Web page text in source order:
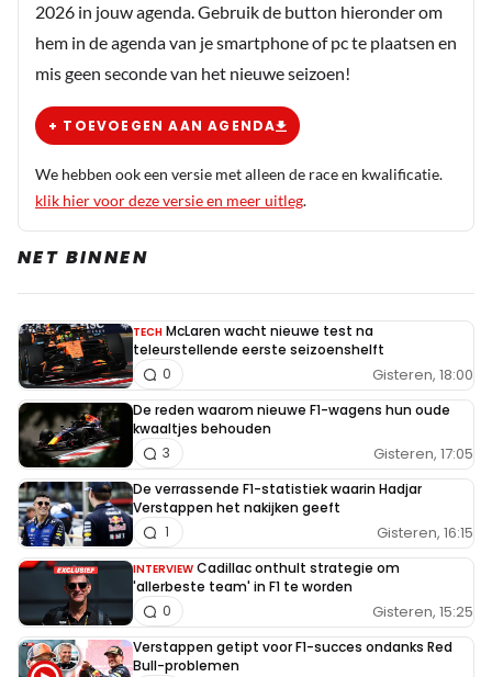
2026 in jouw agenda. Gebruik de button hieronder om
hem in de agenda van je smartphone of pc te plaatsen en
mis geen seconde van het nieuwe seizoen!
+ TOEVOEGEN AAN AGENDA
We hebben ook een versie met alleen de race en kwalificatie.
klik hier voor deze versie en meer uitleg.
NET BINNEN
TECH McLaren wacht nieuwe test na
teleurstellende eerste seizoenshelft
Gisteren, 18:00
0
De reden waarom nieuwe F1-wagens hun oude
kwaaltjes behouden
Gisteren, 17:05
3
De verrassende F1-statistiek waarin Hadjar
Verstappen het nakijken geeft
Gisteren, 16:15
1
INTERVIEW Cadillac onthult strategie om
'allerbeste team' in F1 te worden
Gisteren, 15:25
0
Verstappen getipt voor F1-succes ondanks Red
Bull-problemen